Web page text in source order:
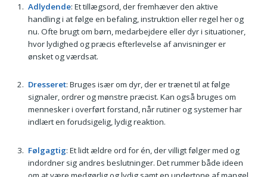
Adlydende: Et tillægsord, der fremhæver den aktive
handling i at følge en befaling, instruktion eller regel her og
nu. Ofte brugt om børn, medarbejdere eller dyr i situationer,
hvor lydighed og præcis efterlevelse af anvisninger er
ønsket og værdsat.
Dresseret: Bruges især om dyr, der er trænet til at følge
signaler, ordrer og mønstre præcist. Kan også bruges om
mennesker i overført forstand, når rutiner og systemer har
indlært en forudsigelig, lydig reaktion.
Følgagtig: Et lidt ældre ord for én, der villigt følger med og
indordner sig andres beslutninger. Det rummer både ideen